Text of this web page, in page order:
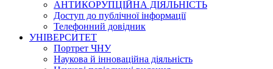
АНТИКОРУПЦІЙНА ДІЯЛЬНІСТЬ
Доступ до публічної інформації
Телефонний довідник
УНІВЕРСИТЕТ
Портрет ЧНУ
Наукова й інноваційна діяльність